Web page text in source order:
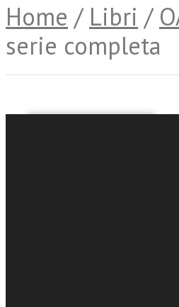
Home / Libri /
serie completa